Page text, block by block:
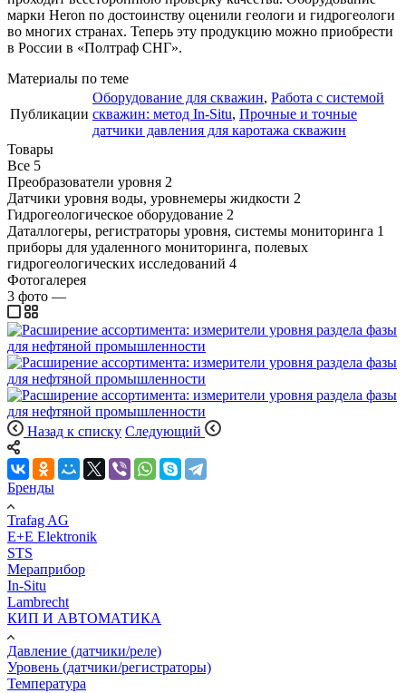
марки Heron по достоинству оценили геологи и гидрогеологи
во многих странах. Теперь эту продукцию можно приобрести
в России в «Полтраф СНГ».
Материалы по теме
Публикации
Оборудование для скважин, Работа с системой
скважин: метод In-Situ, Прочные и точные
датчики давления для каротажа скважин
Товары
Все 5
Преобразователи уровня 2
Датчики уровня воды, уровнемеры жидкости 2
Гидрогеологическое оборудование 2
Даталлогеры, регистраторы уровня, системы мониторинга 1
приборы для удаленного мониторинга, полевых
гидрогеологических исследований 4
Фотогалерея
3 фото —
Назад к списку Следующий
Бренды
Trafag AG
E+E Elektronik
STS
Мераприбор
In-Situ
Lambrecht
КИП И АВТОМАТИКА
Давление (датчики/реле)
Уровень (датчики/регистраторы)
Температура